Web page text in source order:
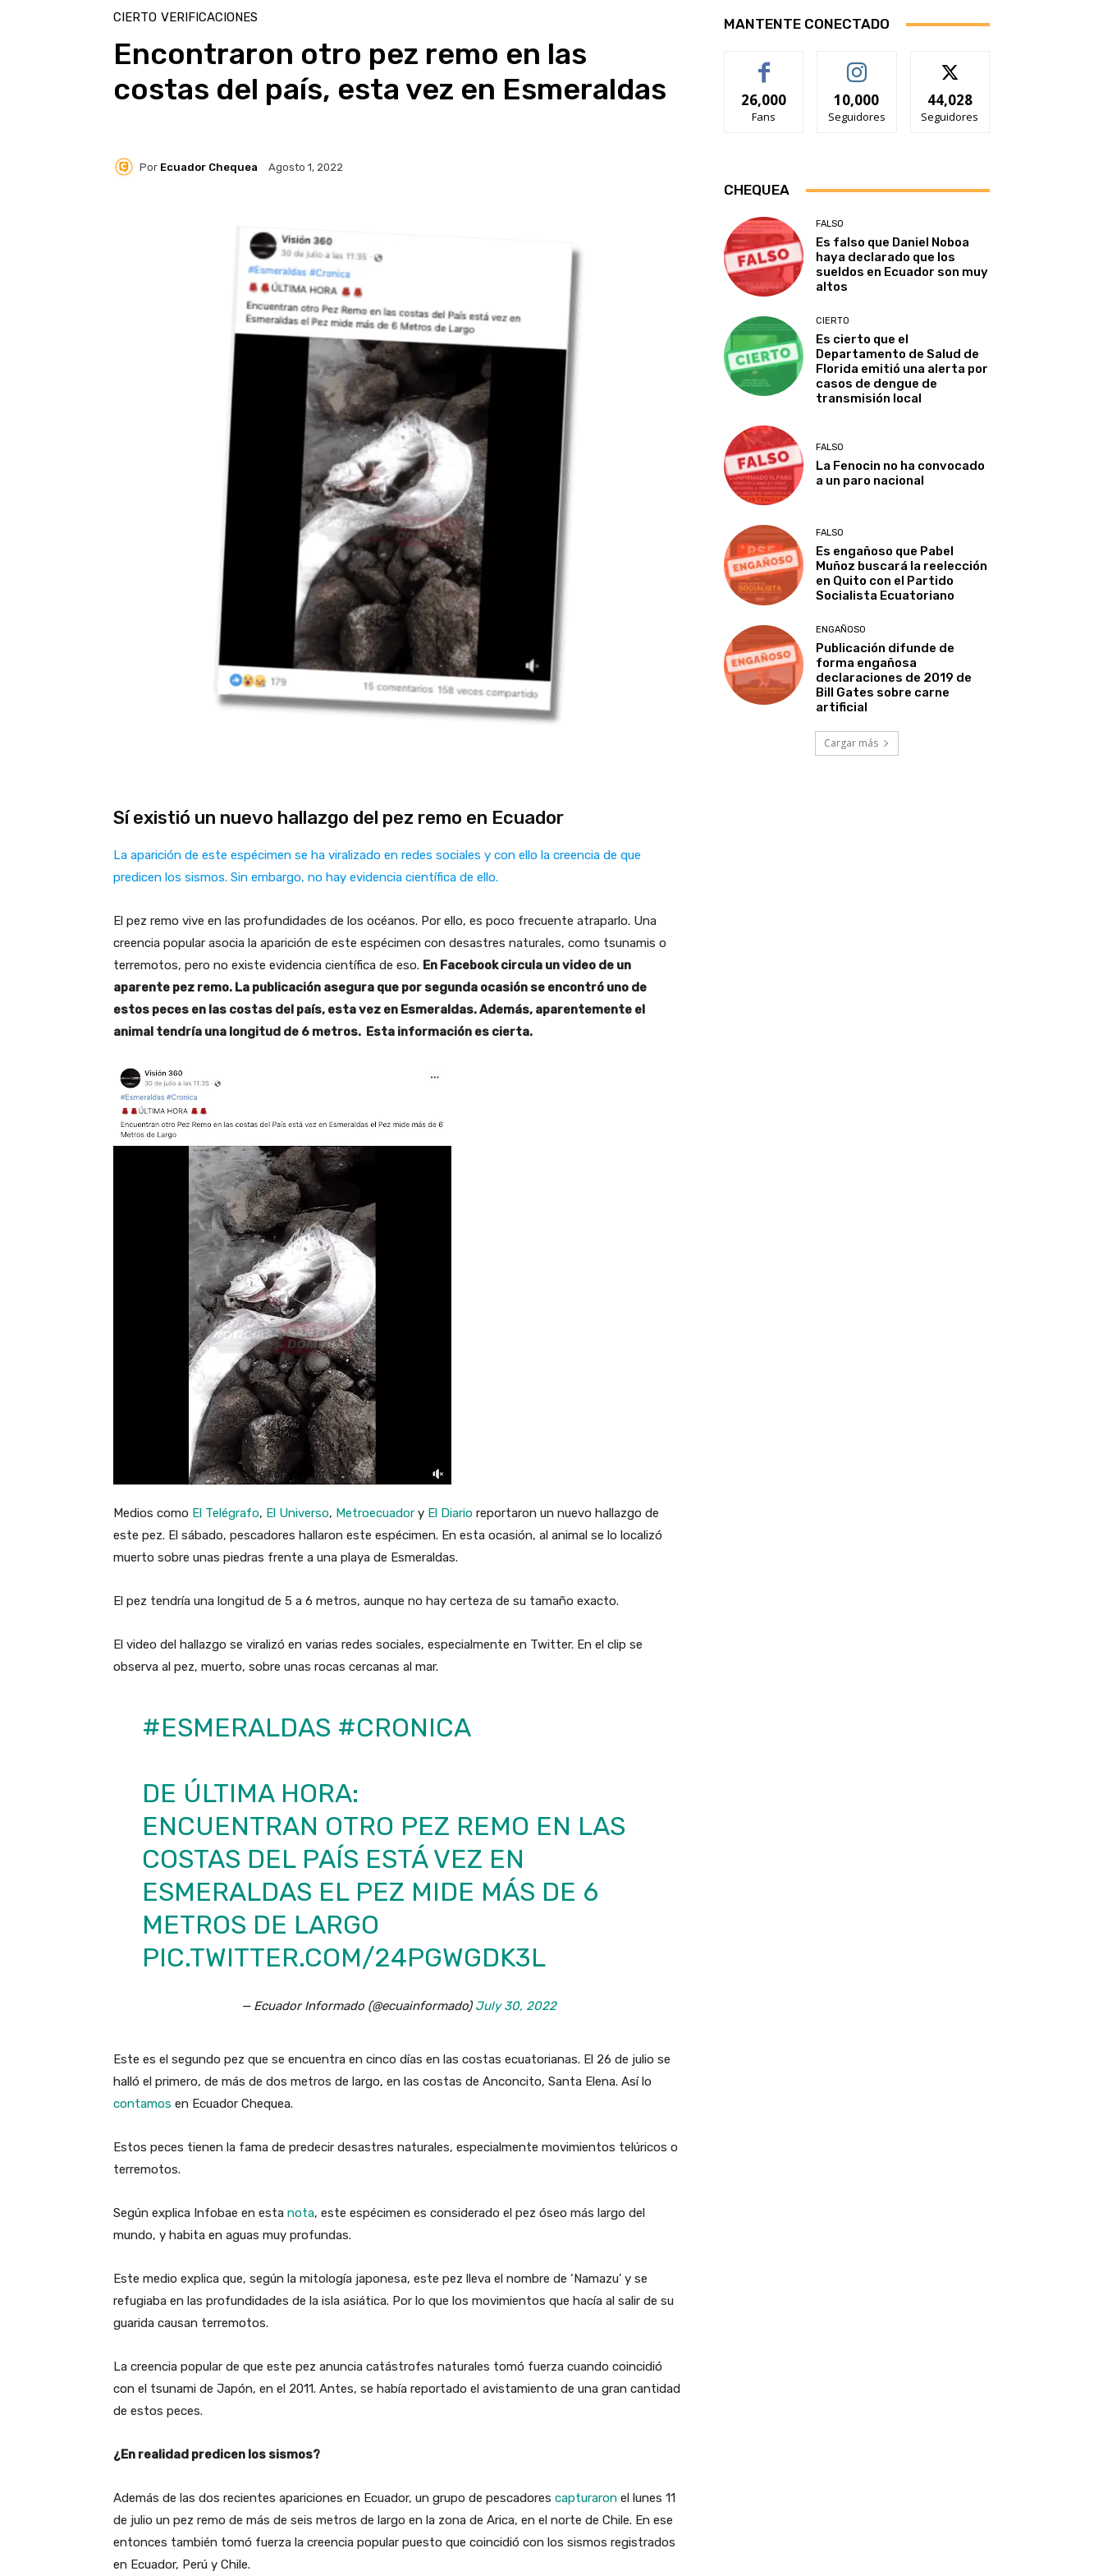
CIERTO VERIFICACIONES
Encontraron otro pez remo en las
costas del país, esta vez en Esmeraldas
Por Ecuador Chequea Agosto 1, 2022
Sí existió un nuevo hallazgo del pez remo en Ecuador
La aparición de este espécimen se ha viralizado en redes sociales y con ello la creencia de que
predicen los sismos. Sin embargo, no hay evidencia científica de ello.
El pez remo vive en las profundidades de los océanos. Por ello, es poco frecuente atraparlo. Una
creencia popular asocia la aparición de este espécimen con desastres naturales, como tsunamis o
terremotos, pero no existe evidencia científica de eso. En Facebook circula un video de un
aparente pez remo. La publicación asegura que por segunda ocasión se encontró uno de
estos peces en las costas del país, esta vez en Esmeraldas. Además, aparentemente el
animal tendría una longitud de 6 metros. Esta información es cierta.
Medios como El Telégrafo, El Universo, Metroecuador y El Diario reportaron un nuevo hallazgo de
este pez. El sábado, pescadores hallaron este espécimen. En esta ocasión, al animal se lo localizó
muerto sobre unas piedras frente a una playa de Esmeraldas.
El pez tendría una longitud de 5 a 6 metros, aunque no hay certeza de su tamaño exacto.
El video del hallazgo se viralizó en varias redes sociales, especialmente en Twitter. En el clip se
observa al pez, muerto, sobre unas rocas cercanas al mar.
#ESMERALDAS #CRONICA
DE ÚLTIMA HORA:
ENCUENTRAN OTRO PEZ REMO EN LAS
COSTAS DEL PAÍS ESTÁ VEZ EN
ESMERALDAS EL PEZ MIDE MÁS DE 6
METROS DE LARGO
PIC.TWITTER.COM/24PGWGDK3L
— Ecuador Informado (@ecuainformado) July 30, 2022
Este es el segundo pez que se encuentra en cinco días en las costas ecuatorianas. El 26 de julio se
halló el primero, de más de dos metros de largo, en las costas de Anconcito, Santa Elena. Así lo
contamos en Ecuador Chequea.
Estos peces tienen la fama de predecir desastres naturales, especialmente movimientos telúricos o
terremotos.
Según explica Infobae en esta nota, este espécimen es considerado el pez óseo más largo del
mundo, y habita en aguas muy profundas.
Este medio explica que, según la mitología japonesa, este pez lleva el nombre de ‘Namazu’ y se
refugiaba en las profundidades de la isla asiática. Por lo que los movimientos que hacía al salir de su
guarida causan terremotos.
La creencia popular de que este pez anuncia catástrofes naturales tomó fuerza cuando coincidió
con el tsunami de Japón, en el 2011. Antes, se había reportado el avistamiento de una gran cantidad
de estos peces.
¿En realidad predicen los sismos?
Además de las dos recientes apariciones en Ecuador, un grupo de pescadores capturaron el lunes 11
de julio un pez remo de más de seis metros de largo en la zona de Arica, en el norte de Chile. En ese
entonces también tomó fuerza la creencia popular puesto que coincidió con los sismos registrados
en Ecuador, Perú y Chile.
MANTENTE CONECTADO
26,000
Fans
10,000
Seguidores
44,028
Seguidores
CHEQUEA
FALSO
Es falso que Daniel Noboa
haya declarado que los
sueldos en Ecuador son muy
altos
CIERTO
Es cierto que el
Departamento de Salud de
Florida emitió una alerta por
casos de dengue de
transmisión local
FALSO
La Fenocin no ha convocado
a un paro nacional
FALSO
Es engañoso que Pabel
Muñoz buscará la reelección
en Quito con el Partido
Socialista Ecuatoriano
ENGAÑOSO
Publicación difunde de
forma engañosa
declaraciones de 2019 de
Bill Gates sobre carne
artificial
Cargar más